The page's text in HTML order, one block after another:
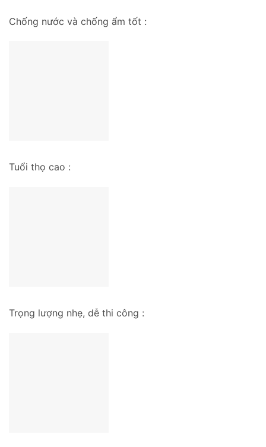
Chống nước và chống ẩm tốt :
Tuổi thọ cao :
Trọng lượng nhẹ, dễ thi công :